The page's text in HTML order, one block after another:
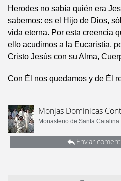
Herodes no sabía quién era
sabemos: es el Hijo de Dios,
vida eterna. Por esta creencia
ello acudimos a la Eucaristía,
Cristo Jesús con su Alma,
Con Él nos quedamos y de Él
Monjas Dominicas
Monasterio de Santa
Enviar